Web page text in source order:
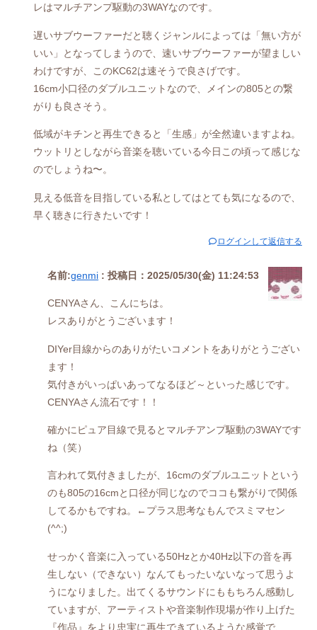
レはマルチアンプ駆動の3WAYなのです。
遅いサブウーファーだと聴くジャンルによっては「無い方が
いい」となってしまうので、速いサブウーファーが望ましい
わけですが、このKC62は速そうで良さげです。
16cm小口径のダブルユニットなので、メインの805との繋
がりも良さそう。
低域がキチンと再生できると「生感」が全然違いますよね。
ウットリとしながら音楽を聴いている今日この頃って感じな
のでしょうね〜。
見える低音を目指している私としてはとても気になるので、
早く聴きに行きたいです！
ログインして返信する
名前:genmi : 投稿日：2025/05/30(金) 11:24:53
CENYAさん、こんにちは。
レスありがとうございます！
DIYer目線からのありがたいコメントをありがとうござい
ます！
気付きがいっぱいあってなるほど～といった感じです。
CENYAさん流石です！！
確かにピュア目線で見るとマルチアンプ駆動の3WAYです
ね（笑）
言われて気付きましたが、16cmのダブルユニットという
のも805の16cmと口径が同じなのでココも繋がりで関係
してるかもですね。←プラス思考なもんでスミマセン
(^^;)
せっかく音楽に入っている50Hzとか40Hz以下の音を再
生しない（できない）なんてもったいないなって思うよ
うになりました。出てくるサウンドにももちろん感動し
ていますが、アーティストや音楽制作現場が作り上げた
『作品』をより忠実に再生できているような感覚で、